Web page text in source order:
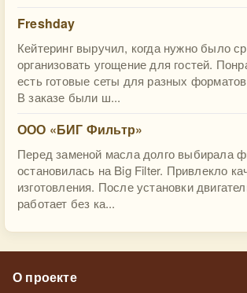
Freshday
Кейтеринг выручил, когда нужно было
организовать угощение для гостей.
есть готовые сеты для разных
В заказе были ш...
ООО «БИГ Фильтр»
Перед заменой масла долго выбирала
остановилась на Big Filter. Привлекло
изготовления. После установки
работает без ка...
О проекте